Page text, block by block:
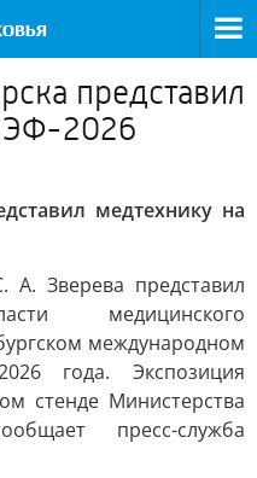
представил
2026
медтехнику на
А. Зверева представил
медицинского
международном
года. Экспозиция
стенде Министерства
пресс-служба